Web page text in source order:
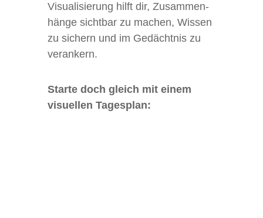
Visua­li­sie­rung hilft dir, Zusam­men­
hänge sicht­bar zu machen, Wis­sen
zu sichern und im Gedächt­nis zu
verankern.
Starte doch gleich mit einem
visu­el­len Tagesplan: